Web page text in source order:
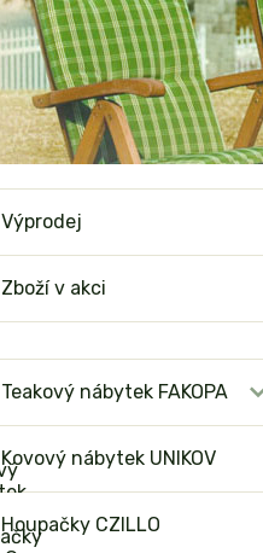
Výprodej
Zboží v akci
Teakový nábytek FAKOPA
Kovový nábytek UNIKOV
Houpačky CZILLO